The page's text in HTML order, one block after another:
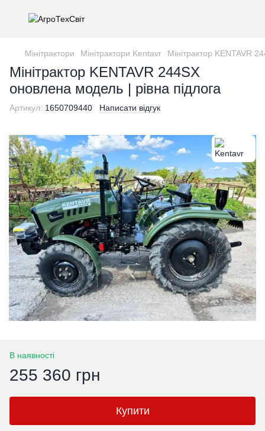
Мінітрактори Мінітрактори Kentavr Мінітрактор KENTAVR
Мінітрактор KENTAVR 244SX
оновлена модель | рівна підлога
Артикул: 1650709440 Написати відгук
В наявності
255 360 грн
Купити